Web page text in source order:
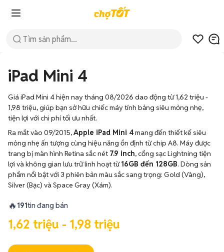
iPad Mini 4
Giá iPad Mini 4 hiện nay tháng 08/2026 dao động từ 1,62 triệu -
1,98 triệu, giúp bạn sở hữu chiếc máy tính bảng siêu mỏng nhẹ,
tiện lợi với chi phí tối ưu nhất.
Ra mắt vào 09/2015,Apple iPad Mini 4mang đến thiết kế siêu
mỏng nhẹ ấn tượng cùng hiệu năng ổn định từ chip A8. Máy được
trang bị màn hình Retina sắc nét 7.9 inch, cổng sạc Lightning tiện
lợi và không gian lưu trữ linh hoạt từ16GB đến 128GB. Dòng sản
phẩm nổi bật với 3 phiên bản màu sắc sang trọng: Gold (Vàng),
Silver (Bạc) và Space Gray (Xám).
🔥 191tin đang bán
1,62 triệu - 1,98 triệu